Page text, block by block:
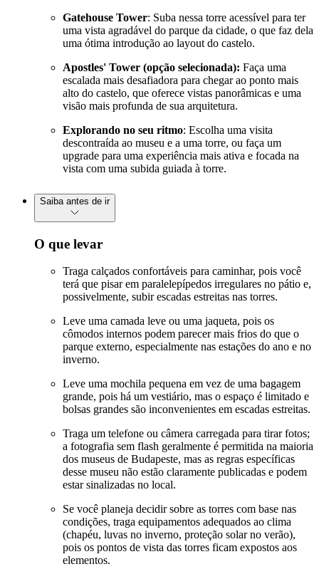
Gatehouse Tower: Suba nessa torre acessível para ter
uma vista agradável do parque da cidade, o que faz dela
uma ótima introdução ao layout do castelo.
Apostles' Tower (opção selecionada): Faça uma
escalada mais desafiadora para chegar ao ponto mais
alto do castelo, que oferece vistas panorâmicas e uma
visão mais profunda de sua arquitetura.
Explorando no seu ritmo: Escolha uma visita
descontraída ao museu e a uma torre, ou faça um
upgrade para uma experiência mais ativa e focada na
vista com uma subida guiada à torre.
Saiba antes de ir
O que levar
Traga calçados confortáveis para caminhar, pois você
terá que pisar em paralelepípedos irregulares no pátio e,
possivelmente, subir escadas estreitas nas torres.
Leve uma camada leve ou uma jaqueta, pois os
cômodos internos podem parecer mais frios do que o
parque externo, especialmente nas estações do ano e no
inverno.
Leve uma mochila pequena em vez de uma bagagem
grande, pois há um vestiário, mas o espaço é limitado e
bolsas grandes são inconvenientes em escadas estreitas.
Traga um telefone ou câmera carregada para tirar fotos;
a fotografia sem flash geralmente é permitida na maioria
dos museus de Budapeste, mas as regras específicas
desse museu não estão claramente publicadas e podem
estar sinalizadas no local.
Se você planeja decidir sobre as torres com base nas
condições, traga equipamentos adequados ao clima
(chapéu, luvas no inverno, proteção solar no verão),
pois os pontos de vista das torres ficam expostos aos
elementos.